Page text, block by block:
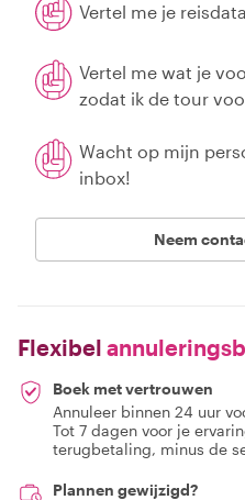
Vertel me je
Vertel me wat je
zodat ik de tour
Wacht op mijn
inbox!
Neem
Flexibel
Boek met vertrouwen
Annuleer binnen 24 uur
Tot 7 dagen voor je
terugbetaling, minus de
Plannen gewijzigd?